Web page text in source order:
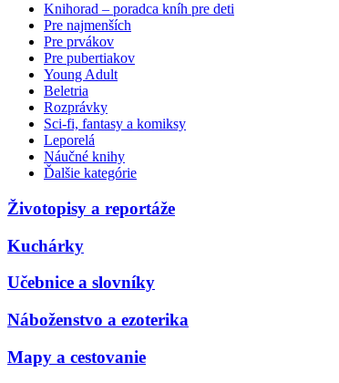
Knihorad – poradca kníh pre deti
Pre najmenších
Pre prvákov
Pre pubertiakov
Young Adult
Beletria
Rozprávky
Sci-fi, fantasy a komiksy
Leporelá
Náučné knihy
Ďalšie kategórie
Životopisy a reportáže
Kuchárky
Učebnice a slovníky
Náboženstvo a ezoterika
Mapy a cestovanie